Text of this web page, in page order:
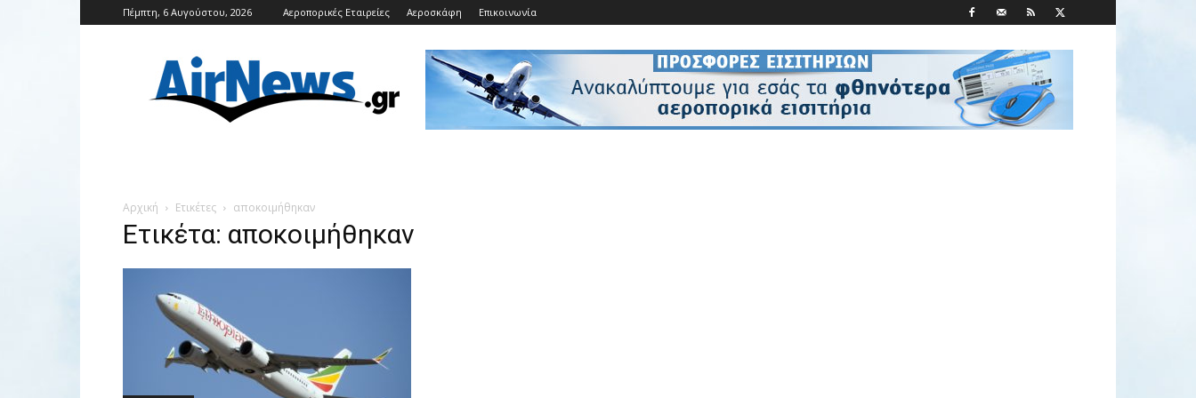
Πέμπτη, 6 Αυγούστου, 2026 Αεροπορικές Εταιρείες Αεροσκάφη Επικοινωνία
Αρχική Ετικέτες αποκοιμήθηκαν
Ετικέτα: αποκοιμήθηκαν